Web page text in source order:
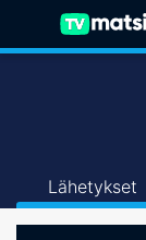
Lähetykset